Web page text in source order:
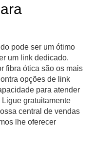
pode ser um ótimo
um link dedicado.
fibra ótica são os mais
opções de link
para atender
gratuitamente
central de vendas
lhe oferecer